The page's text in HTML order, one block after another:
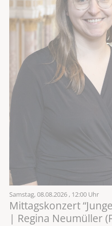
Samstag,08.08.2026 , 12:00 Uhr
Mittagskonzert
| Regina Neumüller